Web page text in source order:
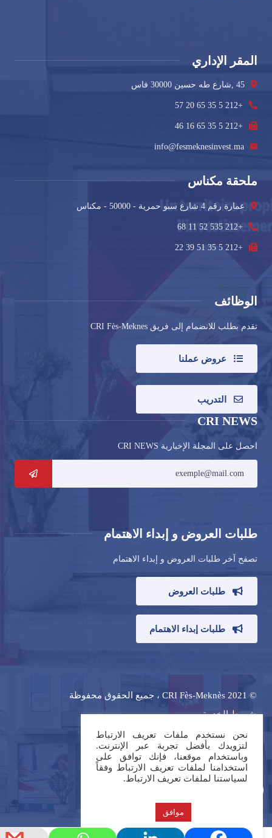
المقر الإداري
45 ,شارع طه حسين 30000 فاس
+212 5 35 65 20 57
+212 5 35 65 16 46
info@fesmeknesinvest.ma
ملحقة مكناس
عمارة رقم 4 شارع سبو حمرية - 50000 - مكناس
+212 535 52 11 68
+212 5 35 51 39 22
الوظائف
تقدم بطلب للانضمام إلى فريق CRI Fès-Meknes
عروض عملنا
التدريب
CRI NEWS
احصل على المجلة الإخبارية CRI NEWS
طلبات العروض و إبداء الاهتمام
تصفح آخر طلبات العروض و إبداء الاهتمام
طلبات العروض
طلبات إبداء الاهتمام
© CRI Fès-Meknès 2021 ، جميع الحقوق محفوظة
شروط الخدمة
ميثاق حماية المعطيات ذات الطابع الشخصي
روابط مفيدة
نحن نستخدم ملفات تعريف الارتباط
لتزويدك بأفضل تجربة عبر الإنترنت.
وباستخدام موقعنا، فإنك توافق على
استخدامنا لملفات تعريف الارتباط وفقاً
لسياستنا لملفات تعريف الارتباط.
موافق